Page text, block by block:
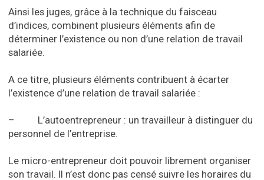
Ainsi les juges, grâce à la technique du faisceau
d’indices, combinent plusieurs éléments afin de
déterminer l’existence ou non d’une relation de travail
salariée.
A ce titre, plusieurs éléments contribuent à écarter
l’existence d’une relation de travail salariée :
– L’autoentrepreneur : un travailleur à distinguer du
personnel de l’entreprise.
Le micro-entrepreneur doit pouvoir librement organiser
son travail. Il n’est donc pas censé suivre les horaires du